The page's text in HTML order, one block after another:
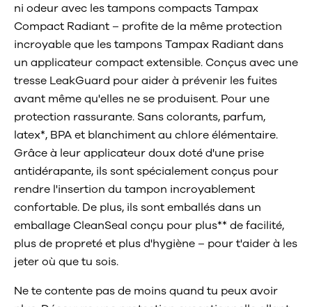
ni odeur avec les tampons compacts Tampax
Compact Radiant – profite de la même protection
incroyable que les tampons Tampax Radiant dans
un applicateur compact extensible. Conçus avec une
tresse LeakGuard pour aider à prévenir les fuites
avant même qu'elles ne se produisent. Pour une
protection rassurante. Sans colorants, parfum,
latex*, BPA et blanchiment au chlore élémentaire.
Grâce à leur applicateur doux doté d'une prise
antidérapante, ils sont spécialement conçus pour
rendre l'insertion du tampon incroyablement
confortable. De plus, ils sont emballés dans un
emballage CleanSeal conçu pour plus** de facilité,
plus de propreté et plus d'hygiène – pour t'aider à les
jeter où que tu sois.
Ne te contente pas de moins quand tu peux avoir